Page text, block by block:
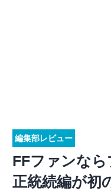
編集部レビュー
FFファンな
正統続編が初